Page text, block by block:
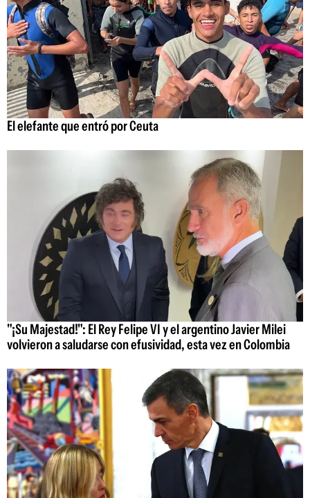
El elefante que entró por Ceuta
"¡Su Majestad!": El Rey Felipe VI y el argentino Javier Milei
volvieron a saludarse con efusividad, esta vez en Colombia